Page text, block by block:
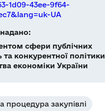
1d09-43ee-9f64-
UA
сфери публічних
та конкурентної політики
економіки України
процедура закупівлі